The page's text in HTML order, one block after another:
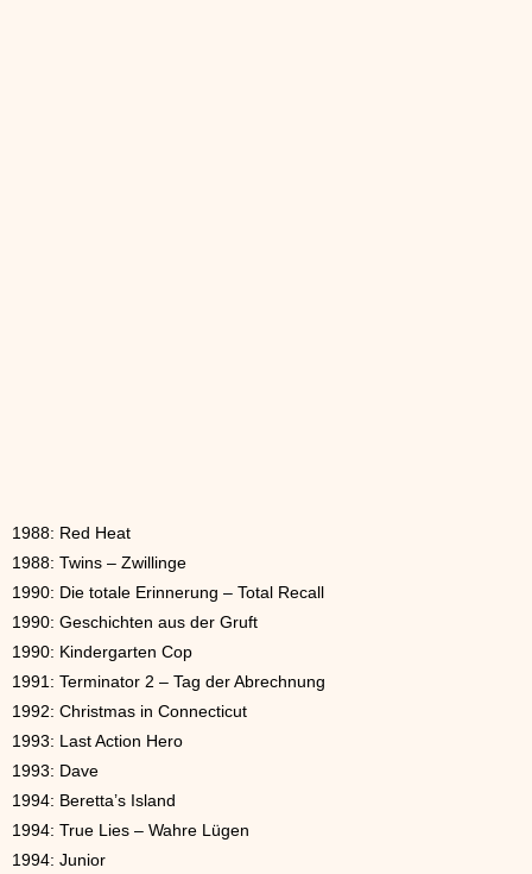
1988: Red Heat
1988: Twins – Zwillinge
1990: Die totale Erinnerung – Total Recall
1990: Geschichten aus der Gruft
1990: Kindergarten Cop
1991: Terminator 2 – Tag der Abrechnung
1992: Christmas in Connecticut
1993: Last Action Hero
1993: Dave
1994: Beretta’s Island
1994: True Lies – Wahre Lügen
1994: Junior